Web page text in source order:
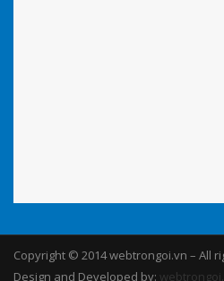
Copyright © 2014 webtrongoi.vn – All
Design and Developed by: